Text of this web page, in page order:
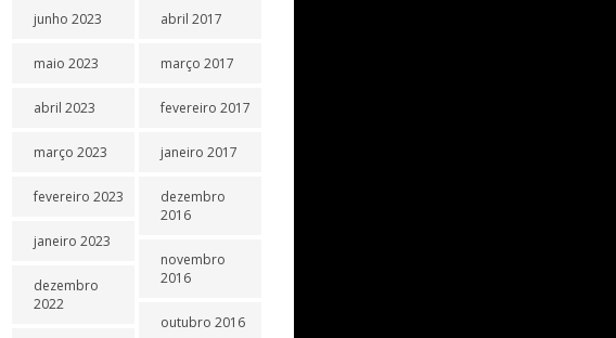
junho 2023
maio 2023
abril 2023
março 2023
fevereiro 2023
janeiro 2023
dezembro
2022
abril 2017
março 2017
fevereiro 2017
janeiro 2017
dezembro
2016
novembro
2016
outubro 2016